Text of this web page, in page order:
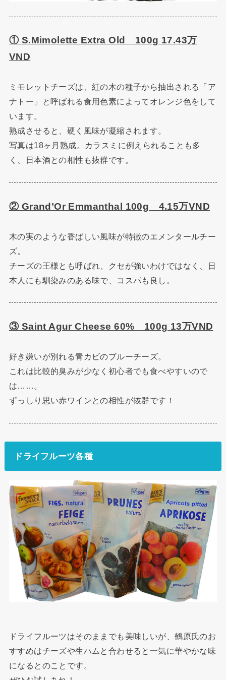
① S.Mimolette Extra Old 100g 17.43万
VND
ミモレットチーズは、紅の木の種子から抽出される「ア
ナトー」と呼ばれる食用色素によってオレンジ色をして
います。
熟成させると、硬く風味が凝縮されます。
写真は18ヶ月熟成。カラスミに例えられることも多
く、日本酒との相性も抜群です。
② Grand’Or Emmanthal 100g 4.15万VND
木の実のような香ばしい風味が特徴のエメンタールチー
ズ。
チーズの王様とも呼ばれ、クセが強いわけではなく、日
本人にも馴染みのある味で、コスパも良し。
③ Saint Agur Cheese 60% 100g 13万VND
好き嫌いが別れる青カビのブルーチーズ。
これは比較的臭みが少なく初心者でも食べやすいので
は……。
ずっしり思い赤ワインとの相性が抜群です！
ドライフルーツ各種
ドライフルーツはそのままでも美味しいが、鶴原氏のお
すすめはチーズや生ハムと合わせると一気に華やかな味
になるとのことです。